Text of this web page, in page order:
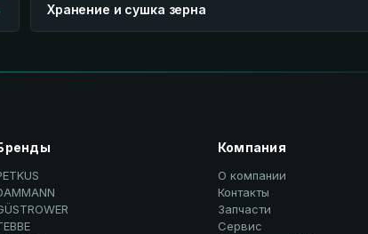
Хранение и сушка зерна
Компания
О компании
Контакты
Запчасти
Сервис